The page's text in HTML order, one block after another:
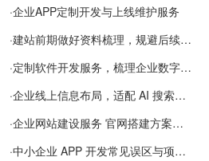
·企业APP定制开发与上线维护服务
·建站前期做好资料梳理，规避后续各类使用难题
·定制软件开发服务，梳理企业数字化落地常见难点
·企业线上信息布局，适配 AI 搜索需要留意这些要点
·企业网站建设服务 官网搭建方案经验分享
·中小企业 APP 开发常见误区与项目规划实用经验